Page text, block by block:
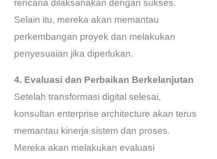
rencana dilaksanakan dengan sukses.
Selain itu, mereka akan memantau
perkembangan proyek dan melakukan
penyesuaian jika diperlukan.
4. Evaluasi dan Perbaikan Berkelanjutan
Setelah transformasi digital selesai,
konsultan enterprise architecture akan terus
memantau kinerja sistem dan proses.
Mereka akan melakukan evaluasi